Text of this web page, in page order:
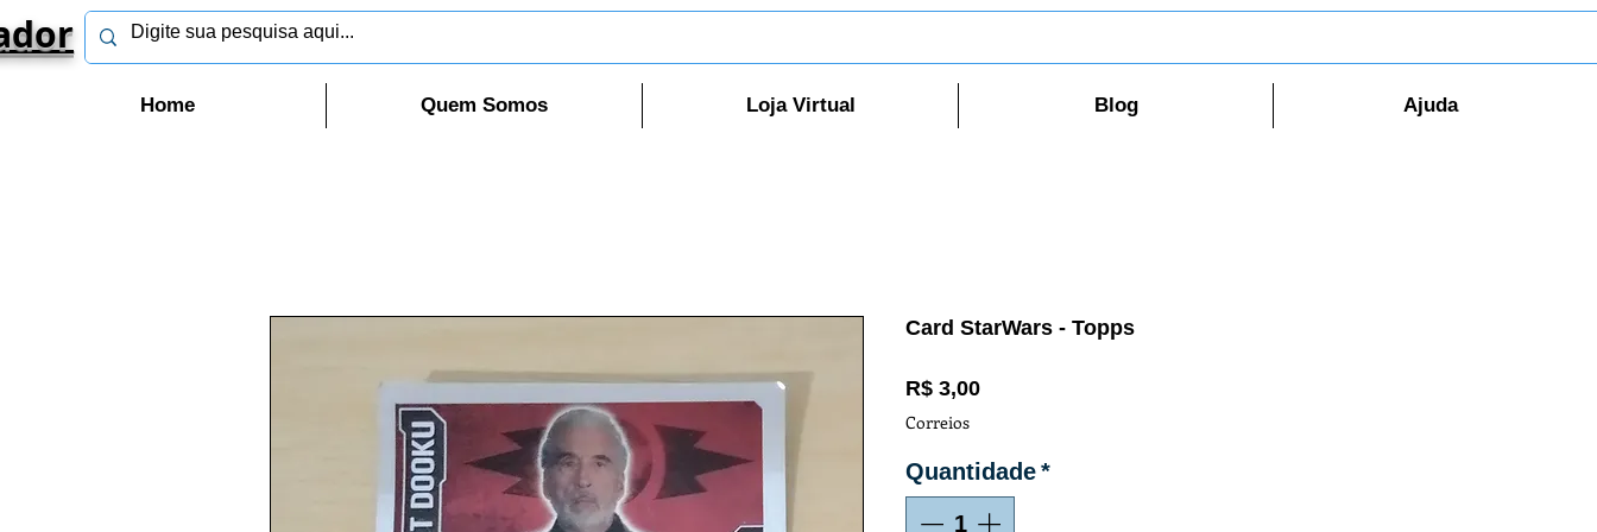
Home Quem Somos Loja Virtual Blog Ajuda
Card StarWars - Topps
R$ 3,00Preço
Correios
Quantidade*